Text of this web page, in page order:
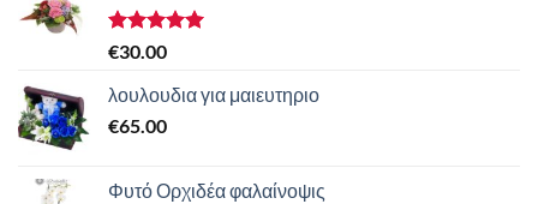
Βαθμολογήθηκε
από 5
€30.00
λουλουδια για μαιευτηριο
€65.00
Φυτό Ορχιδέα φαλαίνοψις